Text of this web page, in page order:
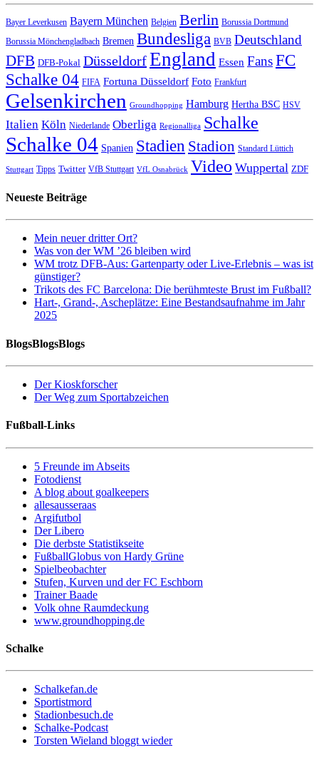
Bayer Leverkusen Bayern München Belgien Berlin Borussia Dortmund
Borussia Mönchengladbach Bremen Bundesliga BVB Deutschland
DFB DFB-Pokal DüsseldorfEngland Essen FansFC
Schalke 04 FIFA Fortuna Düsseldorf Foto Frankfurt
Gelsenkirchen Groundhopping Hamburg Hertha BSC HSV
Italien Köln Niederlande Oberliga Regionalliga Schalke
Schalke 04 Spanien Stadien Stadion Standard Lüttich
Stuttgart Tipps Twitter VfB Stuttgart VfL Osnabrück Video Wuppertal ZDF
Neueste Beiträge
Mein neuer dritter Ort?
Was von der WM ’26 bleiben wird
WM trotz DFB-Aus: Gartenparty oder Live-Erlebnis – was ist
günstiger?
Trikots des FC Barcelona: Die berühmteste Brust im Fußball?
Hart-, Grand-, Ascheplätze: Eine Bestandsaufnahme im Jahr
2025
BlogsBlogsBlogs
Der Kioskforscher
Der Weg zum Sportabzeichen
Fußball-Links
5 Freunde im Abseits
Fotodienst
A blog about goalkeepers
allesausseraas
Argifutbol
Der Libero
Die derbste Statistikseite
FußballGlobus von Hardy Grüne
Spielbeobachter
Stufen, Kurven und der FC Eschborn
Trainer Baade
Volk ohne Raumdeckung
www.groundhopping.de
Schalke
Schalkefan.de
Sportistmord
Stadionbesuch.de
Schalke-Podcast
Torsten Wieland bloggt wieder